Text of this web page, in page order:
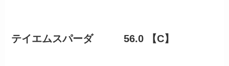
テイエムスパーダ 56.0 【C】